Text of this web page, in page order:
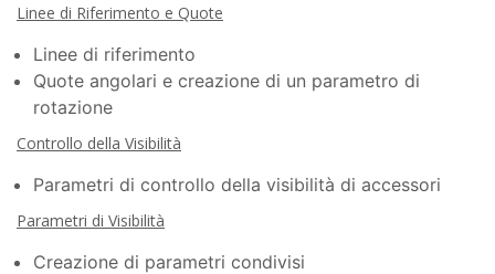
Linee di Riferimento e Quote
Linee di riferimento
Quote angolari e creazione di un parametro di
rotazione
Controllo della Visibilità
Parametri di controllo della visibilità di accessori
Parametri di Visibilità
Creazione di parametri condivisi